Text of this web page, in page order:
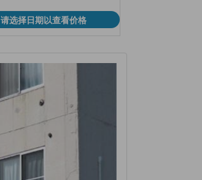
请选择日期以查看价格